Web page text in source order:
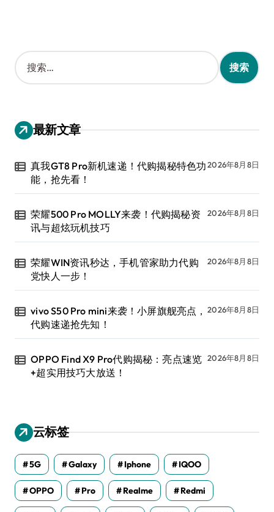
搜
索
：
最新文章
真我GT8 Pro新机速递！代购揭秘特色功
能，抢先看！
2026年8月8日
荣耀500 Pro MOLLY来袭！代购揭秘资
讯与超炫玩机技巧
2026年8月8日
荣耀WIN资讯秒达，手机管家助力代购
党快人一步！
2026年8月8日
vivo S50 Pro mini来袭！小屏旗舰亮点，
代购速递抢先知！
2026年8月8日
OPPO Find X9 Pro代购揭秘：亮点速览
+超实用技巧大放送！
2026年8月8日
云标签
5G Galaxy Iphone IQOO
OPPO Pro Realme Redmi